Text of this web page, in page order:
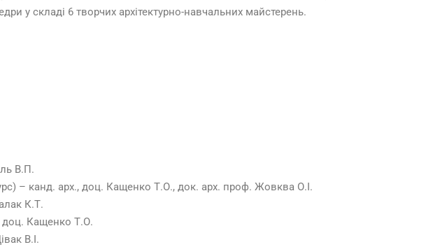
у складі 6 творчих архітектурно-навчальних майстерень.
В.П.
– канд. арх., доц. Кащенко Т.О., док. арх. проф. Жовква О.І.
К.Т.
доц. Кащенко Т.О.
В.І.